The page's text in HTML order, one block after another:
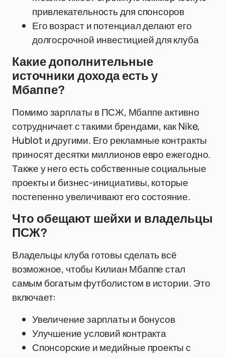
привлекательность для спонсоров
Его возраст и потенциал делают его
долгосрочной инвестицией для клуба
Какие дополнительные
источники дохода есть у
Мбаппе?
Помимо зарплаты в ПСЖ, Мбаппе активно
сотрудничает с такими брендами, как Nike,
Hublot и другими. Его рекламные контракты
приносят десятки миллионов евро ежегодно.
Также у него есть собственные социальные
проекты и бизнес-инициативы, которые
постепенно увеличивают его состояние.
Что обещают шейхи и владельцы
ПСЖ?
Владельцы клуба готовы сделать всё
возможное, чтобы Килиан Мбаппе стал
самым богатым футболистом в истории. Это
включает:
Увеличение зарплаты и бонусов
Улучшение условий контракта
Спонсорские и медийные проекты с